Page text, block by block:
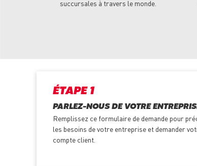
succursales à travers le monde.
ÉTAPE 1
PARLEZ-NOUS DE VOTRE
Remplissez ce formulaire de demande pour
les besoins de votre entreprise et demander
compte client.